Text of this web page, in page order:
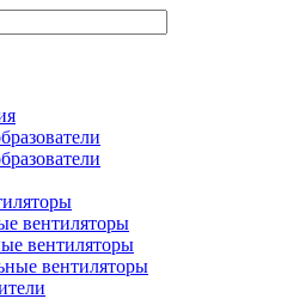
вентиляторы
вентиляторы
вентиляторы